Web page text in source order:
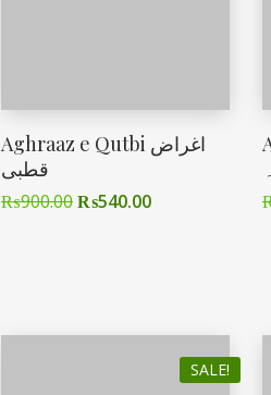
Aghraaz e Qutbi اغراض
قطبی
₨900.00₨540.00
SALE!